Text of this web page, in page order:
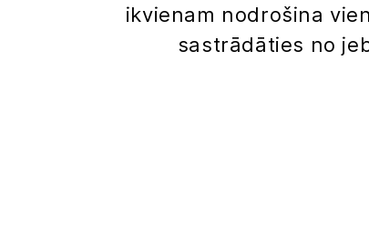
ikvienam nodrošina
sastrādāties no